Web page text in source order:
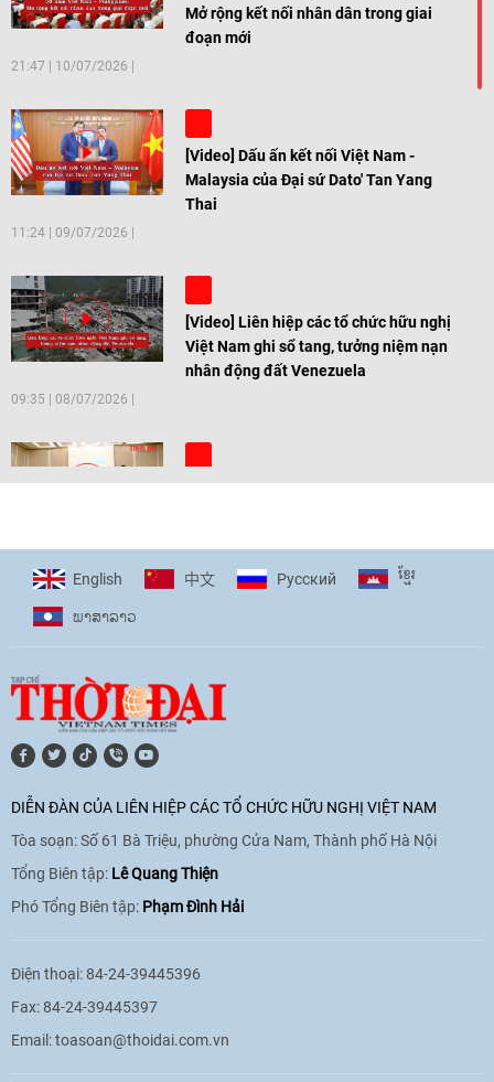
Mở rộng kết nối nhân dân trong giai
đoạn mới
21:47 10/07/2026
[Video] Dấu ấn kết nối Việt Nam -
Malaysia của Đại sứ Dato' Tan Yang
Thai
11:24 09/07/2026
[Video] Liên hiệp các tổ chức hữu nghị
Việt Nam ghi sổ tang, tưởng niệm nạn
nhân động đất Venezuela
09:35 08/07/2026
[Video] Trẻ em Đông Á cùng kiến tạo
11:10|17/06/2026
hòa bình, hữu nghị giữa các dân tộc"
cho Đại sứ Hungary tại Việt Nam
17:25| 13/06/2026
English 中文 Pусский ខ្មែរ
ພາ​ສາ​ລາວ
DIỄN ĐÀN CỦA LIÊN HIỆP CÁC TỔ CHỨC HỮU NGHỊ VIỆT NAM
Tòa soạn: Số 61 Bà Triệu, phường Cửa Nam, Thành phố Hà Nội
Tổng Biên tập: Lê Quang Thiện
Phó Tổng Biên tập: Phạm Đình Hải
Điện thoại: 84-24-39445396
Fax: 84-24-39445397
Email:toasoan@thoidai.com.vn